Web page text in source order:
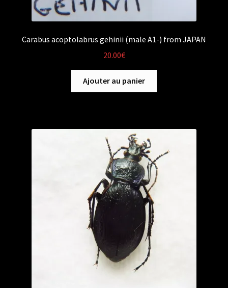
Carabus acoptolabrus gehinii (male A1-) from JAPAN
20.00€
Ajouter au panier